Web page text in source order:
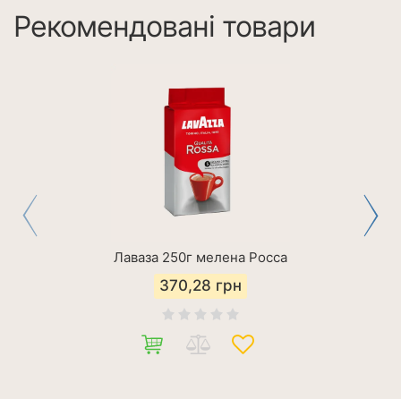
Рекомендовані товари
Лаваза 250г мелена Росса
370,28 грн